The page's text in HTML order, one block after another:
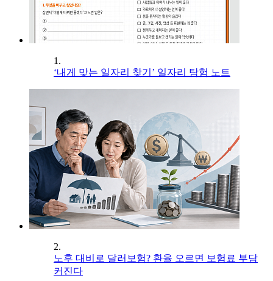
1.
‘내게 맞는 일자리 찾기’ 일자리 탐험 노트
2.
노후 대비로 달러보험? 환율 오르면 보험료 부담
커진다